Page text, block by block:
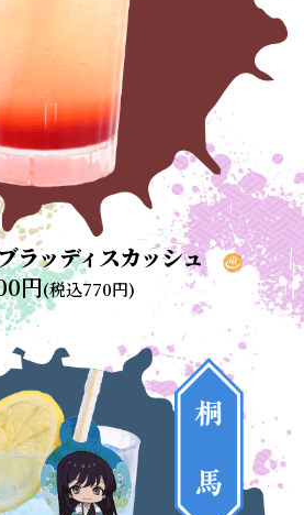
ラッディスカッシュ
円(税込770円)